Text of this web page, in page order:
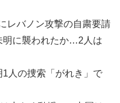
レバノン攻撃の自粛要請
明に襲われたか…2人は
人の捜索「がれき」で